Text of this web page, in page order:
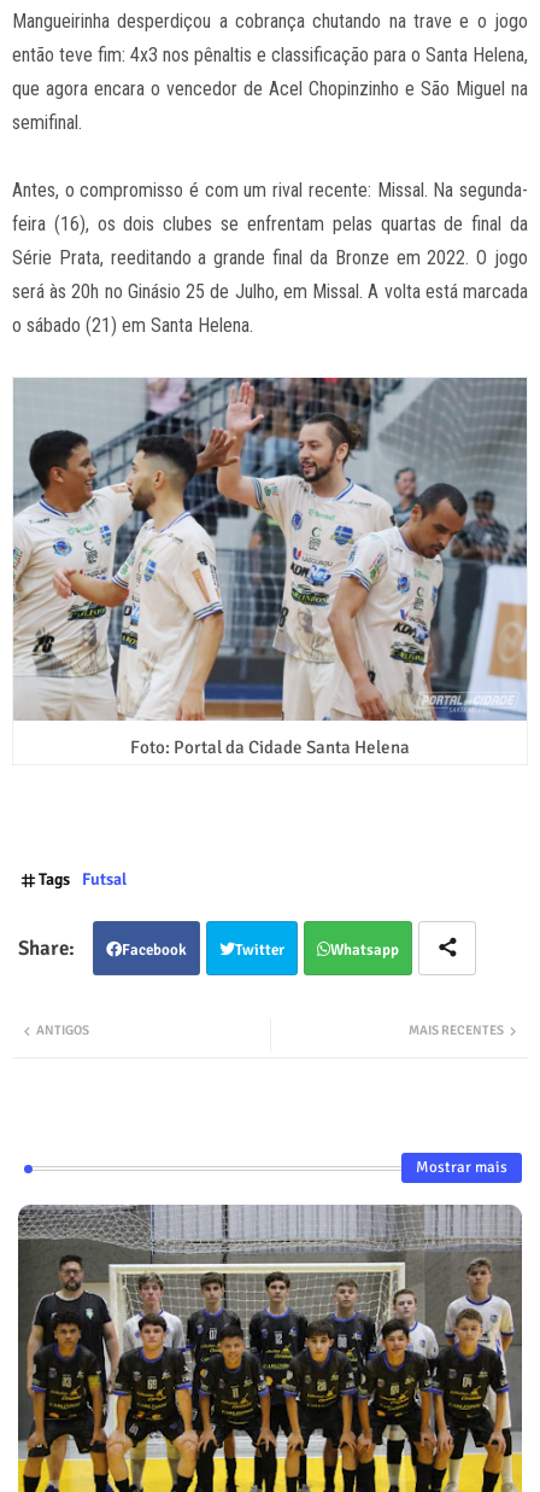
Mangueirinha desperdiçou a cobrança chutando na trave e o jogo
então teve fim: 4x3 nos pênaltis e classificação para o Santa Helena,
que agora encara o vencedor de Acel Chopinzinho e São Miguel na
semifinal.
Antes, o compromisso é com um rival recente: Missal. Na segunda-
feira (16), os dois clubes se enfrentam pelas quartas de final da
Série Prata, reeditando a grande final da Bronze em 2022. O jogo
será às 20h no Ginásio 25 de Julho, em Missal. A volta está marcada
o sábado (21) em Santa Helena.
Foto: Portal da Cidade Santa Helena
Tags Futsal
Facebook Twitter Whatsapp
MAIS RECENTES
ANTIGOS
Mostrar mais